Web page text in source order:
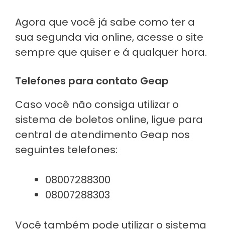
Agora que você já sabe como ter a
sua segunda via online, acesse o site
sempre que quiser e á qualquer hora.
Telefones para contato Geap
Caso você não consiga utilizar o
sistema de boletos online, ligue para
central de atendimento Geap nos
seguintes telefones:
08007288300
08007288303
Você também pode utilizar o sistema